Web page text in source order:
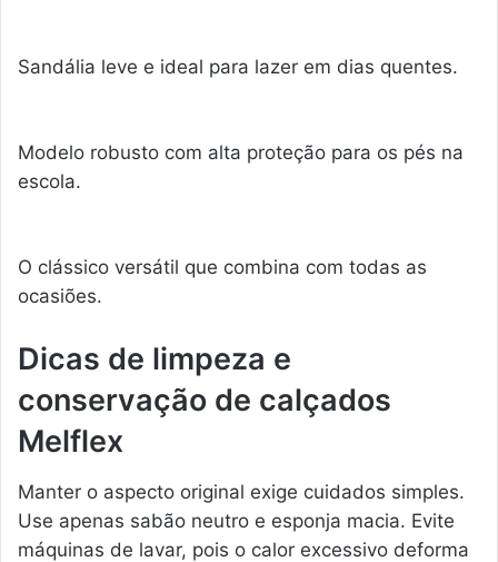
Sandália leve e ideal para lazer em dias quentes.
Modelo robusto com alta proteção para os pés na
escola.
O clássico versátil que combina com todas as
ocasiões.
Dicas de limpeza e
conservação de calçados
Melflex
Manter o aspecto original exige cuidados simples.
Use apenas sabão neutro e esponja macia. Evite
máquinas de lavar, pois o calor excessivo deforma